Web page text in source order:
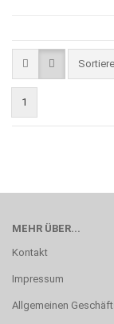
1
MEHR ÜBER...
Kontakt
Impressum
Allgemeinen